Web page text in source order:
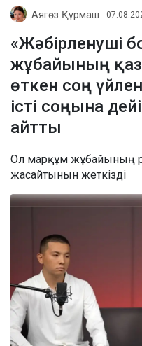
Аягөз Құрмаш
«Жәбірленуші
жұбайының
өткен соң
істі соңына
айтты
Ол марқұм жұбайының
жасайтынын жеткізді